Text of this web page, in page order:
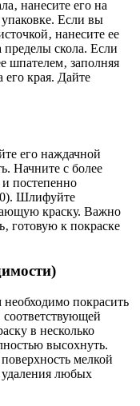
нанесите его на
упаковке. Если вы
нанесите ее
пределы скола. Если
шпателем‚ заполняя
его края. Дайте
его наждачной
Начните с более
постепенно
Шлифуйте
краску. Важно
готовую к покраске
покрасить
соответствующей
в несколько
высохнуть.
мелкой
любых